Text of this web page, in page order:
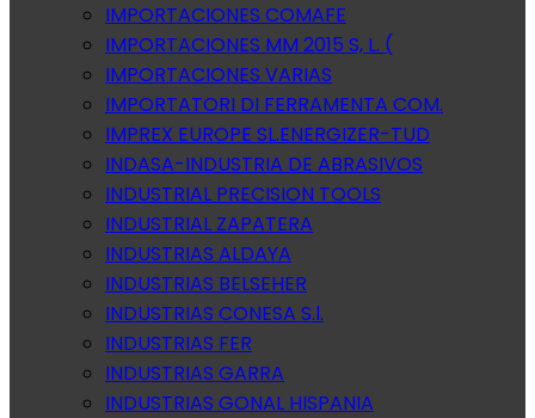
IMPORTACIONES COMAFE
IMPORTACIONES MM 2015 S, L. (
IMPORTACIONES VARIAS
IMPORTATORI DI FERRAMENTA COM.
IMPREX EUROPE SL.ENERGIZER-TUD
INDASA-INDUSTRIA DE ABRASIVOS
INDUSTRIAL PRECISION TOOLS
INDUSTRIAL ZAPATERA
INDUSTRIAS ALDAYA
INDUSTRIAS BELSEHER
INDUSTRIAS CONESA S.l.
INDUSTRIAS FER
INDUSTRIAS GARRA
INDUSTRIAS GONAL HISPANIA